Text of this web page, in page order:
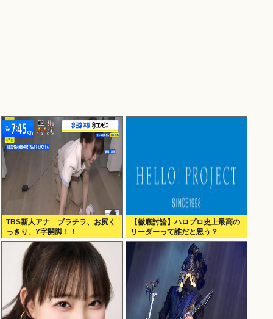
TBS新人アナ ブラチラ、お尻く
っきり、Y字開脚！！
【徹底討論】ハロプロ史上最高の
リーダーって誰だと思う？